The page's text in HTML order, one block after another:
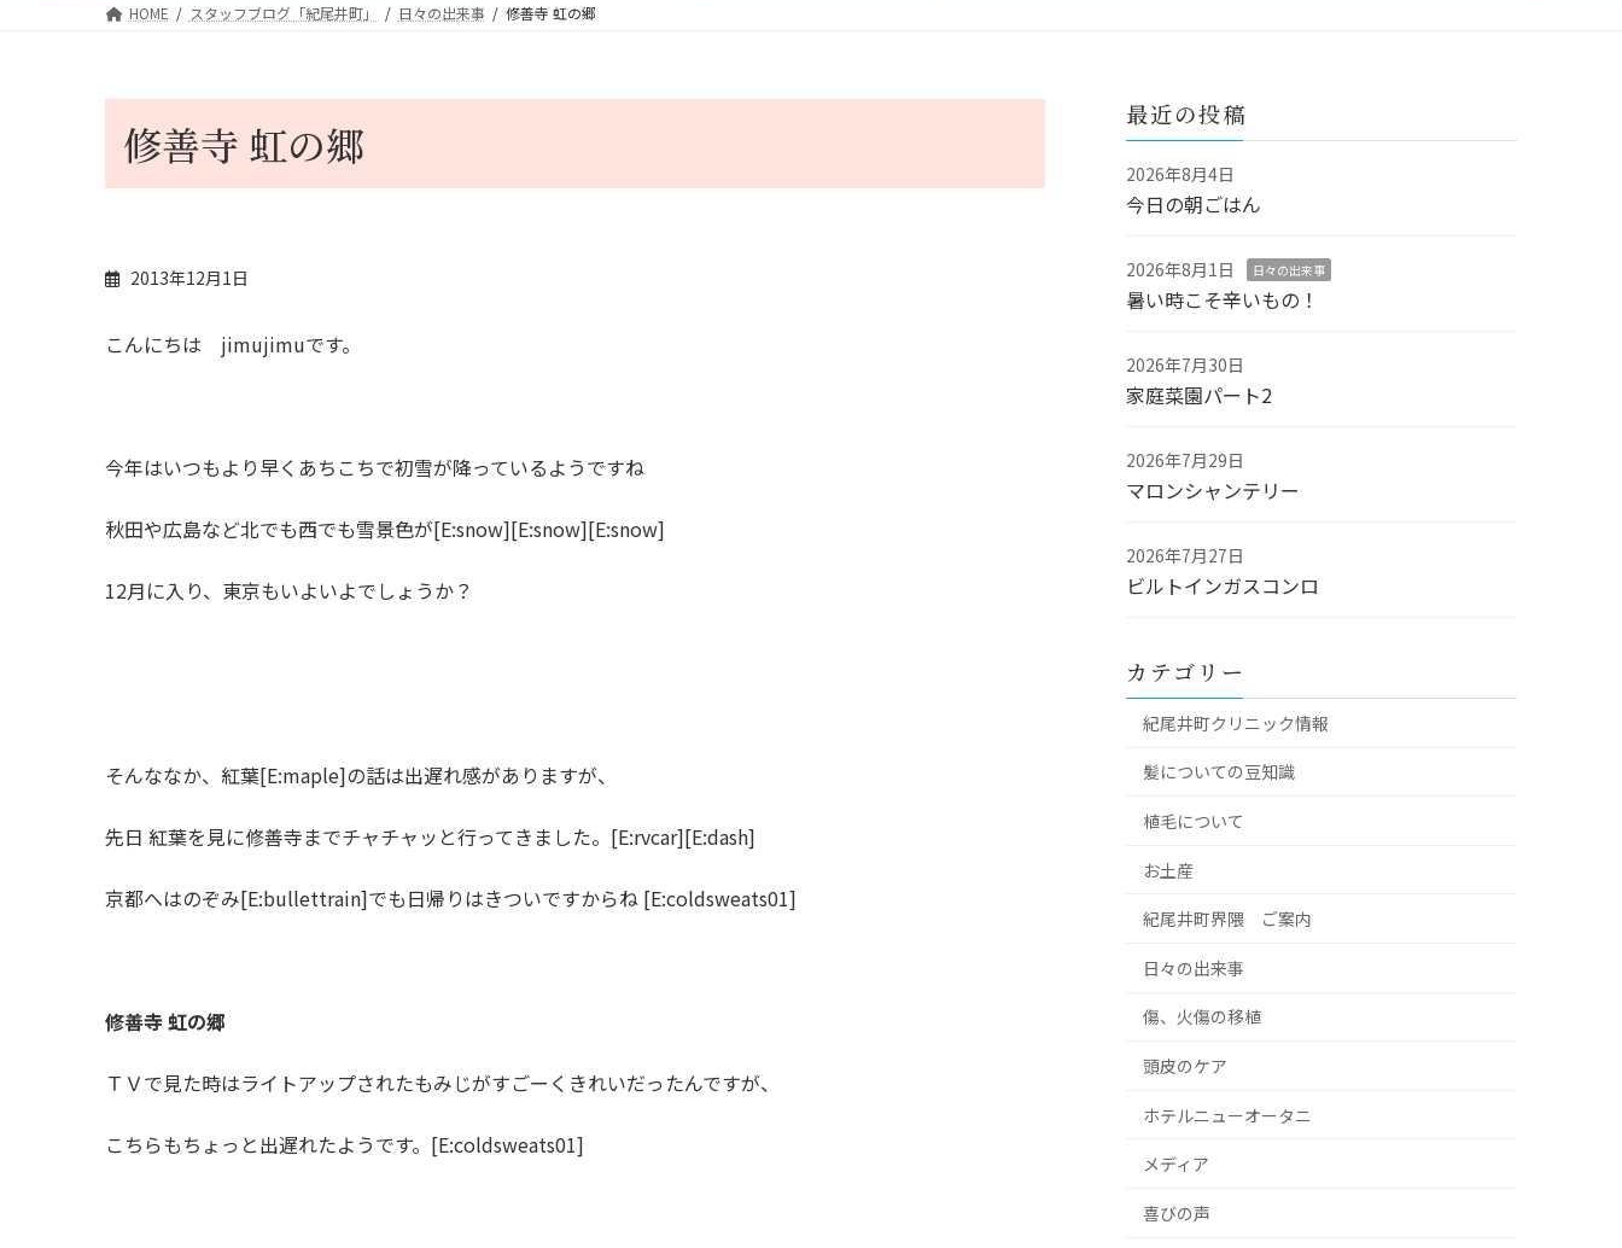
HOME スタッフブログ「紀尾井町」 日々の出来事 修善寺 虹の郷
修善寺 虹の郷
2013年12月1日
こんにちは jimujimuです。
今年はいつもより早くあちこちで初雪が降っているようですね
秋田や広島など北でも西でも雪景色が[E:snow][E:snow][E:snow]
12月に入り、東京もいよいよでしょうか？
そんななか、紅葉[E:maple]の話は出遅れ感がありますが、
先日 紅葉を見に修善寺までチャチャッと行ってきました。[E:rvcar][E:dash]
京都へはのぞみ[E:bullettrain]でも日帰りはきついですからね [E:coldsweats01]
修善寺 虹の郷
ＴＶで見た時はライトアップされたもみじがすごーくきれいだったんですが、
こちらもちょっと出遅れたようです。[E:coldsweats01]
最近の投稿
2026年8月4日
今日の朝ごはん
2026年8月1日 日々の出来事
暑い時こそ辛いもの！
2026年7月30日
家庭菜園パート2
2026年7月29日
マロンシャンテリー
2026年7月27日
ビルトインガスコンロ
カテゴリー
紀尾井町クリニック情報
髪についての豆知識
植毛について
お土産
紀尾井町界隈 ご案内
日々の出来事
傷、火傷の移植
頭皮のケア
ホテルニューオータニ
メディア
喜びの声